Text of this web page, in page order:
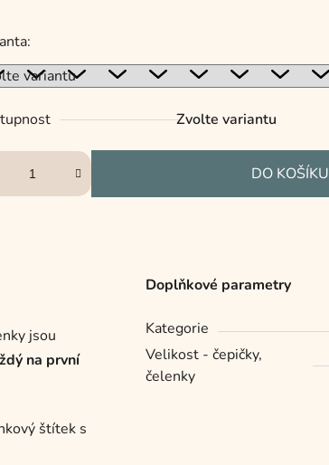
Zvolte variantu
DO KOŠÍKU
jsou
na první
štítek s
Doplňkové parametry
Kategorie
Velikost - čepičky,
čelenky